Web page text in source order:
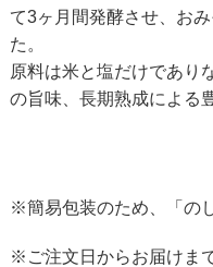
て3ヶ月間発酵させ、お
た。
原料は米と塩だけであり
の旨味、長期熟成による
※簡易包装のため、「の
※ご注文日からお届けま